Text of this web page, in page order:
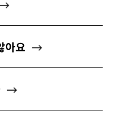
록 도와주는
로 만나보세요.
아요